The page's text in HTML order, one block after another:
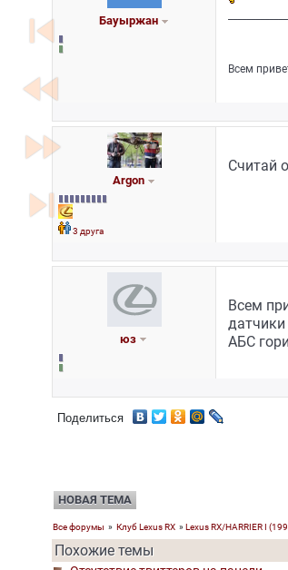
skip_previous
fast_rewind
fast_forward
skip_next
Бауыржан
Всем
Argon
3 друга
Считай
юз
Всем
АБС
Поделиться
НОВАЯ ТЕМА
Все форумы » Клуб Lexus RX» Lexus RX/HARRIER I
Похожие темы